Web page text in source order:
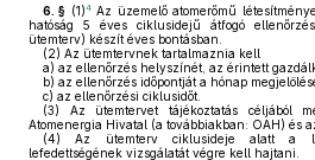
6. § (1)4Az üzemelő atomerőmű
hatóság 5 éves ciklusidejű átfogó
ütemterv) készít éves bontásban.
(2) Az ütemtervnek tartalmaznia kell
a) az ellenőrzés helyszínét, az érintett
b) az ellenőrzés időpontját a hónap
c) az ellenőrzési ciklusidőt.
(3) Az ütemtervet tájékoztatás céljából
Atomenergia Hivatal (a továbbiakban: OAH) és
(4) Az ütemterv ciklusideje alatt a
lefedettségének vizsgálatát végre kell hajtani.